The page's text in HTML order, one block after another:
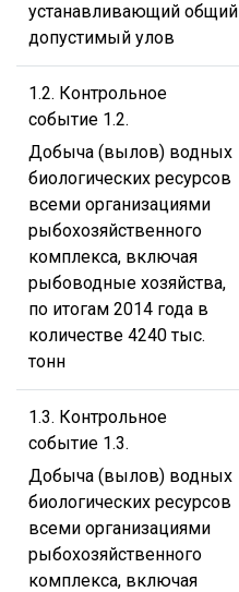
устанавливающий общий
допустимый улов
1.2. Контрольное
событие 1.2.
Добыча (вылов) водных
биологических ресурсов
всеми организациями
рыбохозяйственного
комплекса, включая
рыбоводные хозяйства,
по итогам 2014 года в
количестве 4240 тыс.
тонн
1.3. Контрольное
событие 1.3.
Добыча (вылов) водных
биологических ресурсов
всеми организациями
рыбохозяйственного
комплекса, включая